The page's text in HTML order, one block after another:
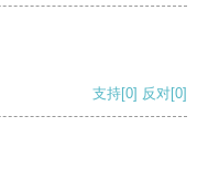
支持[0] 反对[0]